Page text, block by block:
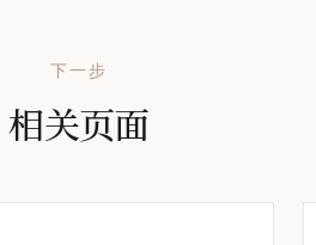
下一步
相关页面